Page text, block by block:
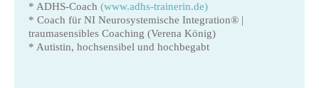
* ADHS-Coach (www.adhs-trainerin.de)
* Coach für NI Neurosystemische Integration® |
traumasensibles Coaching (Verena König)
* Autistin, hochsensibel und hochbegabt